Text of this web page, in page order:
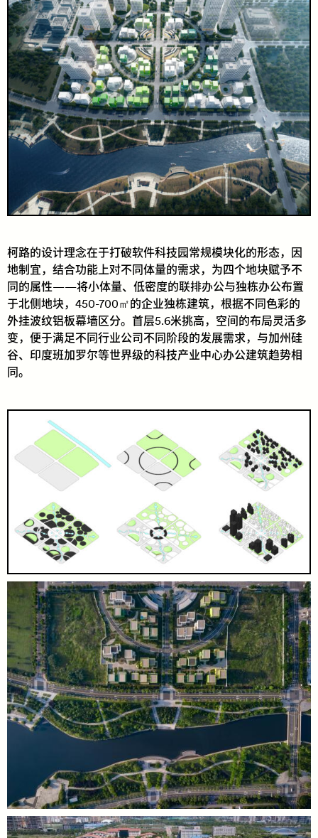
柯路的设计理念在于打破软件科技园常规模块化的形态，因
地制宜，结合功能上对不同体量的需求，为四个地块赋予不
同的属性——将小体量、低密度的联排办公与独栋办公布置
于北侧地块，450-700㎡的企业独栋建筑，根据不同色彩的
外挂波纹铝板幕墙区分。首层5.6米挑高，空间的布局灵活多
变，便于满足不同行业公司不同阶段的发展需求，与加州硅
谷、印度班加罗尔等世界级的科技产业中心办公建筑趋势相
同。